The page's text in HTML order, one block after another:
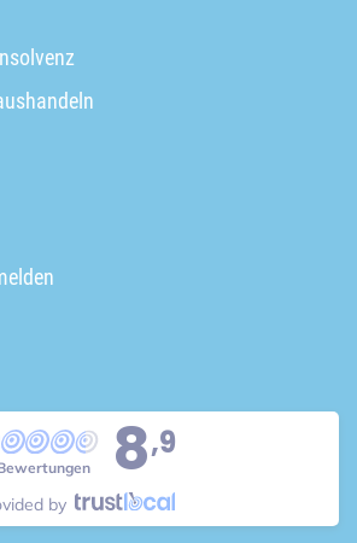
8,9
by